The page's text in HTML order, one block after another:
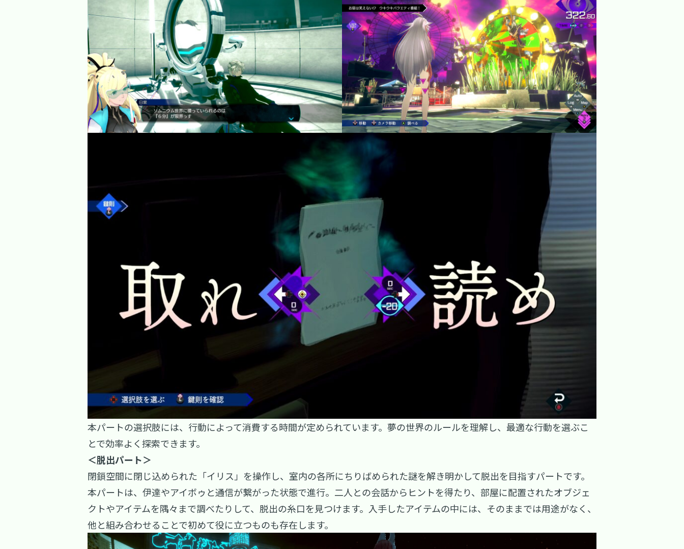
本パートの選択肢には、行動によって消費する時間が定められています。夢の世界のルールを理解し、最適な行動を選ぶこ
とで効率よく探索できます。
＜脱出パート＞
閉鎖空間に閉じ込められた「イリス」を操作し、室内の各所にちりばめられた謎を解き明かして脱出を目指すパートです。
本パートは、伊達やアイボゥと通信が繋がった状態で進行。二人との会話からヒントを得たり、部屋に配置されたオブジェ
クトやアイテムを隅々まで調べたりして、脱出の糸口を見つけます。入手したアイテムの中には、そのままでは用途がなく、
他と組み合わせることで初めて役に立つものも存在します。